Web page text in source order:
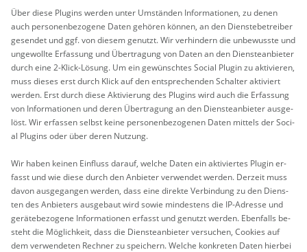
Über diese Plugins wer­den unter Um­stän­den In­for­ma­tio­nen, zu denen
auch per­so­nen­be­zo­ge­ne Daten ge­hö­ren kön­nen, an den Diens­t­e­be­trei­ber
ge­sen­det und ggf. von die­sem ge­nutzt. Wir ver­hin­dern die un­be­wuss­te und
un­ge­woll­te Er­fas­sung und Über­tra­gung von Daten an den Diens­te­an­bie­ter
durch eine 2-Klick-Lö­sung. Um ein ge­wünsch­tes So­ci­al Plu­gin zu ak­ti­vie­ren,
muss die­ses erst durch Klick auf den ent­spre­chen­den Schal­ter ak­ti­viert
wer­den. Erst durch diese Ak­ti­vie­rung des Plugins wird auch die Er­fas­sung
von In­for­ma­tio­nen und deren Über­tra­gung an den Diens­te­an­bie­ter aus­ge­
löst. Wir er­fas­sen selbst keine per­so­nen­be­zo­ge­nen Daten mit­tels der So­ci­
al Plugins oder über deren Nut­zung.
Wir haben kei­nen Ein­fluss dar­auf, wel­che Daten ein ak­ti­vier­tes Plu­gin er­
fasst und wie diese durch den An­bie­ter ver­wen­det wer­den. Der­zeit muss
davon aus­ge­gan­gen wer­den, dass eine di­rek­te Ver­bin­dung zu den Diens­
ten des An­bie­ters aus­ge­baut wird sowie min­des­tens die IP-Adres­se und
ge­rä­te­be­zo­ge­ne In­for­ma­tio­nen er­fasst und ge­nutzt wer­den. Eben­falls be­
steht die Mög­lich­keit, dass die Diens­te­an­bie­ter ver­su­chen, Coo­kies auf
dem ver­wen­de­ten Rech­ner zu spei­chern. Wel­che kon­kre­ten Daten hier­bei